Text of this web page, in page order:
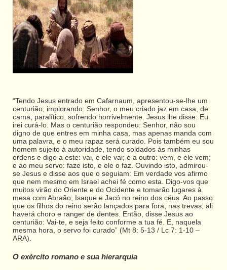
“Tendo Jesus entrado em Cafarnaum, apresentou-se-lhe um
centurião, implorando: Senhor, o meu criado jaz em casa, de
cama, paralítico, sofrendo horrivelmente. Jesus lhe disse: Eu
irei curá-lo. Mas o centurião respondeu: Senhor, não sou
digno de que entres em minha casa, mas apenas manda com
uma palavra, e o meu rapaz será curado. Pois também eu sou
homem sujeito à autoridade, tendo soldados às minhas
ordens e digo a este: vai, e ele vai; e a outro: vem, e ele vem;
e ao meu servo: faze isto, e ele o faz. Ouvindo isto, admirou-
se Jesus e disse aos que o seguiam: Em verdade vos afirmo
que nem mesmo em Israel achei fé como esta. Digo-vos que
muitos virão do Oriente e do Ocidente e tomarão lugares à
mesa com Abraão, Isaque e Jacó no reino dos céus. Ao passo
que os filhos do reino serão lançados para fora, nas trevas; ali
haverá choro e ranger de dentes. Então, disse Jesus ao
centurião: Vai-te, e seja feito conforme a tua fé. E, naquela
mesma hora, o servo foi curado” (Mt 8: 5-13 / Lc 7: 1-10 –
ARA).
O exército romano e sua hierarquia